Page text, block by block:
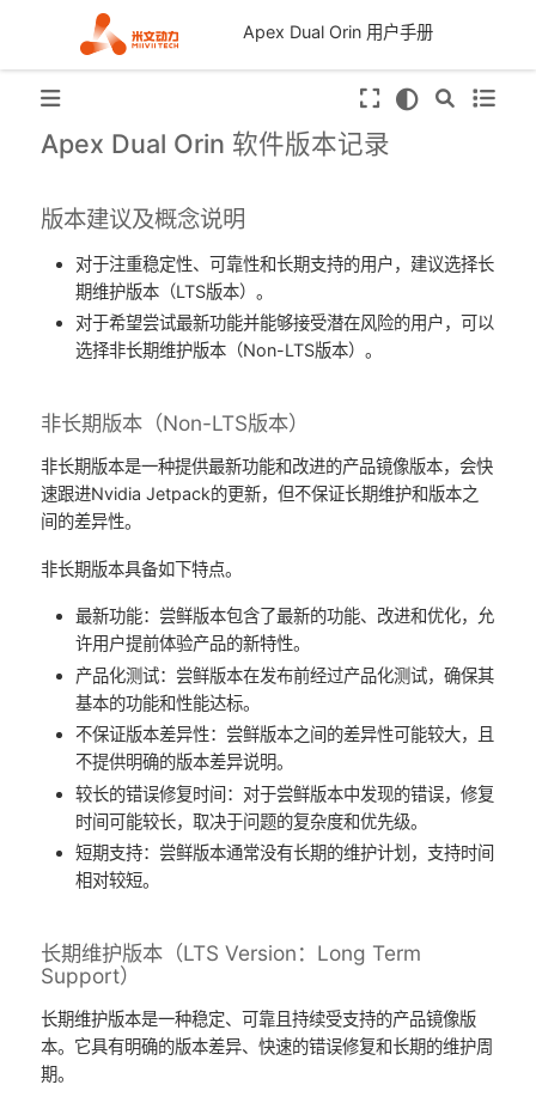
Apex Dual Orin 用户手册
Apex Dual Orin 软件版本记录
版本建议及概念说明
对于注重稳定性、可靠性和长期支持的用户，建议选择长
期维护版本（LTS版本）。
对于希望尝试最新功能并能够接受潜在风险的用户，可以
选择非长期维护版本（Non-LTS版本）。
非长期版本（Non-LTS版本）
非长期版本是一种提供最新功能和改进的产品镜像版本，会快
速跟进Nvidia Jetpack的更新，但不保证长期维护和版本之
间的差异性。
非长期版本具备如下特点。
最新功能：尝鲜版本包含了最新的功能、改进和优化，允
许用户提前体验产品的新特性。
产品化测试：尝鲜版本在发布前经过产品化测试，确保其
基本的功能和性能达标。
不保证版本差异性：尝鲜版本之间的差异性可能较大，且
不提供明确的版本差异说明。
较长的错误修复时间：对于尝鲜版本中发现的错误，修复
时间可能较长，取决于问题的复杂度和优先级。
短期支持：尝鲜版本通常没有长期的维护计划，支持时间
相对较短。
长期维护版本（LTS Version：Long Term
Support）
长期维护版本是一种稳定、可靠且持续受支持的产品镜像版
本。它具有明确的版本差异、快速的错误修复和长期的维护周
期。